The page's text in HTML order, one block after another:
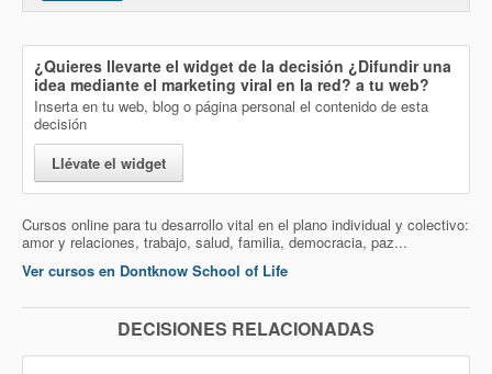
¿Quieres llevarte el widget de la decisión ¿Difundir una
idea mediante el marketing viral en la red? a tu web?
Inserta en tu web, blog o página personal el contenido de esta
decisión
Llévate el widget
Cursos online para tu desarrollo vital en el plano individual y colectivo:
amor y relaciones, trabajo, salud, familia, democracia, paz...
Ver cursos en Dontknow School of Life
DECISIONES RELACIONADAS